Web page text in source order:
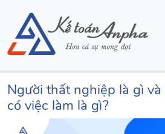
Người thất nghiệp là gì
có việc làm là gì?